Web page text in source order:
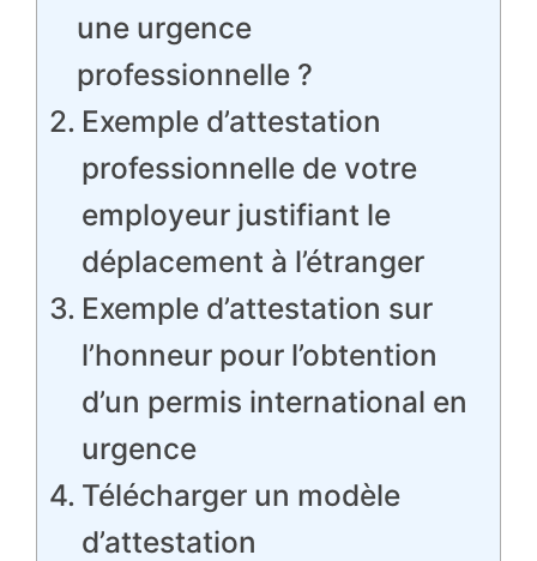
une urgence
professionnelle ?
Exemple d’attestation
professionnelle de votre
employeur justifiant le
déplacement à l’étranger
Exemple d’attestation sur
l’honneur pour l’obtention
d’un permis international en
urgence
Télécharger un modèle
d’attestation